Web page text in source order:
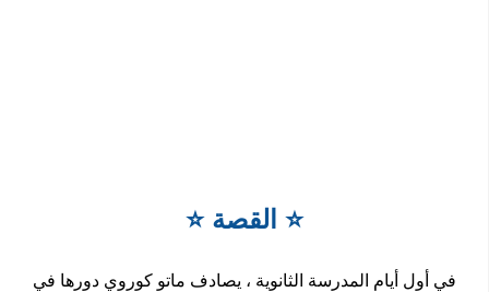
⭐ القصة ⭐
في أول أيام المدرسة الثانوية ، يصادف ماتو كوروي دورها في